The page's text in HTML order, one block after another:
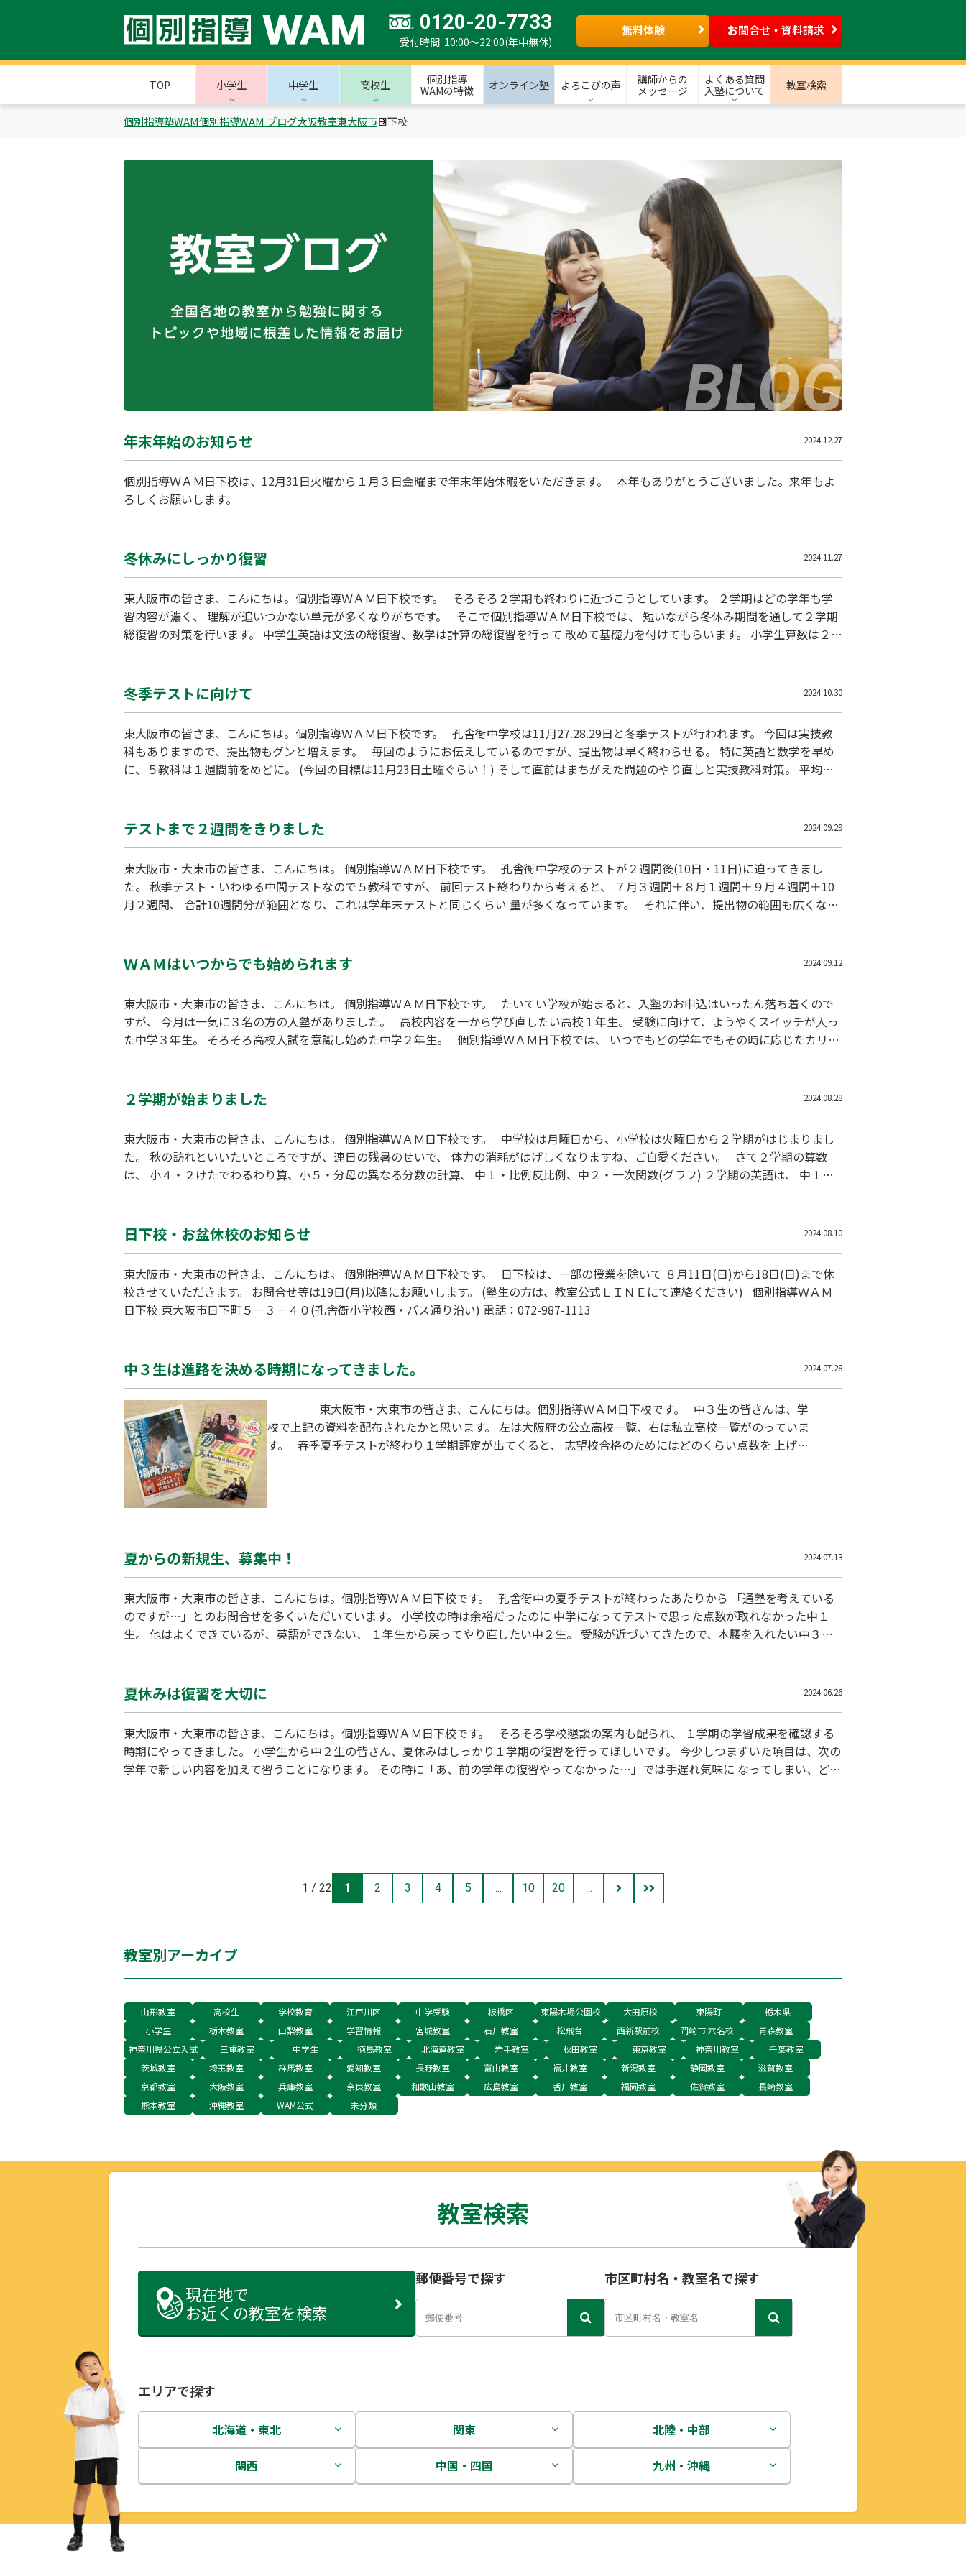
0120-20-7733
受付時間 10:00～22:00(年中無休)
無料体験 お問合せ・資料請求
TOP 小学生 中学生 高校生
個別指導
WAMの特徴
オンライン塾 よろこびの声
講師からの
メッセージ
よくある質問
入塾について
教室検索
個別指導塾WAM個別指導WAM ブログ大阪教室東大阪市日下校
2024.12.27
年末年始のお知らせ
個別指導ＷＡＭ日下校は、12月31日火曜から１月３日金曜まで年末年始休暇をいただきます。 本年もありがとうございました。来年もよ
ろしくお願いします。
2024.11.27
冬休みにしっかり復習
東大阪市の皆さま、こんにちは。個別指導ＷＡＭ日下校です。 そろそろ２学期も終わりに近づこうとしています。 ２学期はどの学年も学
習内容が濃く、 理解が追いつかない単元が多くなりがちです。 そこで個別指導ＷＡＭ日下校では、 短いながら冬休み期間を通して２学期
総復習の対策を行います。 中学生英語は文法の総復習、数学は計算の総復習を行って 改めて基礎力を付けてもらいます。 小学生算数は２学
2024.10.30
冬季テストに向けて
東大阪市の皆さま、こんにちは。個別指導ＷＡＭ日下校です。 孔舎衙中学校は11月27.28.29日と冬季テストが行われます。 今回は実技教
科もありますので、提出物もグンと増えます。 毎回のようにお伝えしているのですが、提出物は早く終わらせる。 特に英語と数学を早め
に、５教科は１週間前をめどに。 (今回の目標は11月23日土曜ぐらい！) そして直前はまちがえた問題のやり直しと実技教科対策。 平均点
2024.09.29
テストまで２週間をきりました
東大阪市・大東市の皆さま、こんにちは。 個別指導ＷＡＭ日下校です。 孔舎衙中学校のテストが２週間後(10日・11日)に迫ってきまし
た。 秋季テスト・いわゆる中間テストなので５教科ですが、 前回テスト終わりから考えると、 ７月３週間＋８月１週間＋９月４週間＋10
月２週間、 合計10週間分が範囲となり、これは学年末テストと同じくらい 量が多くなっています。 それに伴い、提出物の範囲も広くなっ
2024.09.12
ＷＡＭはいつからでも始められます
東大阪市・大東市の皆さま、こんにちは。 個別指導ＷＡＭ日下校です。 たいてい学校が始まると、入塾のお申込はいったん落ち着くので
すが、 今月は一気に３名の方の入塾がありました。 高校内容を一から学び直したい高校１年生。 受験に向けて、ようやくスイッチが入っ
た中学３年生。 そろそろ高校入試を意識し始めた中学２年生。 個別指導ＷＡＭ日下校では、 いつでもどの学年でもその時に応じたカリキ
2024.08.28
２学期が始まりました
東大阪市・大東市の皆さま、こんにちは。 個別指導ＷＡＭ日下校です。 中学校は月曜日から、小学校は火曜日から２学期がはじまりまし
た。 秋の訪れといいたいところですが、連日の残暑のせいで、 体力の消耗がはげしくなりますね、ご自愛ください。 さて２学期の算数
は、 小４・２けたでわるわり算、小５・分母の異なる分数の計算、 中１・比例反比例、中２・一次関数(グラフ) ２学期の英語は、 中１・
2024.08.10
日下校・お盆休校のお知らせ
東大阪市・大東市の皆さま、こんにちは。 個別指導ＷＡＭ日下校です。 日下校は、一部の授業を除いて ８月11日(日)から18日(日)まで休
校させていただきます。 お問合せ等は19日(月)以降にお願いします。 (塾生の方は、教室公式ＬＩＮＥにて連絡ください) 個別指導ＷＡＭ
日下校 東大阪市日下町５－３－４０(孔舎衙小学校西・バス通り沿い) 電話：072-987-1113
2024.07.28
中３生は進路を決める時期になってきました。
東大阪市・大東市の皆さま、こんにちは。個別指導ＷＡＭ日下校です。 中３生の皆さんは、学
校で上記の資料を配布されたかと思います。 左は大阪府の公立高校一覧、右は私立高校一覧がのっていま
す。 春季夏季テストが終わり１学期評定が出てくると、 志望校合格のためにはどのくらい点数を 上げな
2024.07.13
夏からの新規生、募集中！
東大阪市・大東市の皆さま、こんにちは。個別指導ＷＡＭ日下校です。 孔舎衙中の夏季テストが終わったあたりから 「通塾を考えている
のですが…」とのお問合せを多くいただいています。 小学校の時は余裕だったのに 中学になってテストで思った点数が取れなかった中１
生。 他はよくできているが、英語ができない、 １年生から戻ってやり直したい中２生。 受験が近づいてきたので、本腰を入れたい中３
2024.06.26
夏休みは復習を大切に
東大阪市・大東市の皆さま、こんにちは。個別指導ＷＡＭ日下校です。 そろそろ学校懇談の案内も配られ、 １学期の学習成果を確認する
時期にやってきました。 小学生から中２生の皆さん、夏休みはしっかり１学期の復習を行ってほしいです。 今少しつまずいた項目は、次の
学年で新しい内容を加えて習うことになります。 その時に「あ、前の学年の復習やってなかった…」では手遅れ気味に なってしまい、どん
1 / 22 1 2 3 4 5 ... 10 20 ...
教室別アーカイブ
山形教室 高校生 学校教育 江戸川区 中学受験 板橋区 東陽木場公園校 大田原校 東陽町
栃木県
小学生
栃木教室 山梨教室 学習情報 宮城教室 石川教室 松飛台 西新駅前校 岡崎市 六名校
青森教室
神奈川県公立入試
三重教室 中学生 徳島教室 北海道教室 岩手教室 秋田教室 東京教室 神奈川教室
千葉教室
茨城教室
埼玉教室 群馬教室 愛知教室 長野教室 富山教室 福井教室 新潟教室 静岡教室
滋賀教室
京都教室
大阪教室 兵庫教室 奈良教室 和歌山教室 広島教室 香川教室 福岡教室 佐賀教室
長崎教室
熊本教室
沖縄教室 WAM公式 未分類
教室検索
現在地で
お近くの教室を検索
郵便番号で探す 市区町村名・教室名で探す
エリアで探す
北海道・東北
北海道
関東
茨城県
北陸・中部
新潟県
関西
中国・四国
九州・沖縄